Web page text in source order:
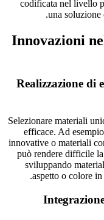
codificata nel livello
una soluzione
Innovazioni
Realizzazione di
Selezionare materiali
efficace. Ad
innovative o materiali
può rendere difficile
sviluppando
aspetto o colore